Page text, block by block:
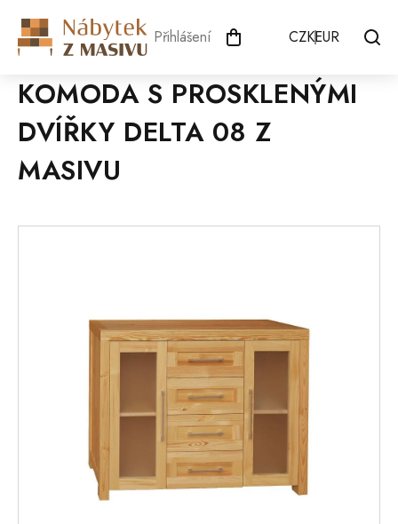
obsah
Přihlášení CZKEUR
KOMODA S PROSKLENÝMI
DVÍŘKY DELTA 08 Z
MASIVU